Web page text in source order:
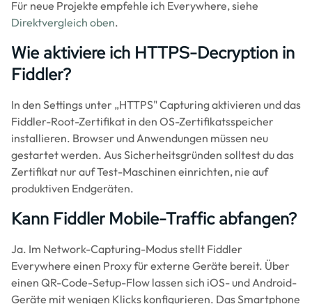
Für neue Projekte empfehle ich Everywhere, siehe
Direktvergleich oben.
Wie aktiviere ich HTTPS-Decryption in
Fiddler?
In den Settings unter „HTTPS" Capturing aktivieren und das
Fiddler-Root-Zertifikat in den OS-Zertifikatsspeicher
installieren. Browser und Anwendungen müssen neu
gestartet werden. Aus Sicherheitsgründen solltest du das
Zertifikat nur auf Test-Maschinen einrichten, nie auf
produktiven Endgeräten.
Kann Fiddler Mobile-Traffic abfangen?
Ja. Im Network-Capturing-Modus stellt Fiddler
Everywhere einen Proxy für externe Geräte bereit. Über
einen QR-Code-Setup-Flow lassen sich iOS- und Android-
Geräte mit wenigen Klicks konfigurieren. Das Smartphone